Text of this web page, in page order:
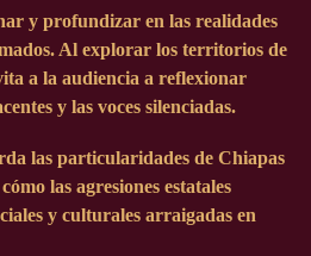
y profundizar en las realidades
Al explorar los territorios de
a la audiencia a reflexionar
y las voces silenciadas.
las particularidades de Chiapas
las agresiones estatales
y culturales arraigadas en